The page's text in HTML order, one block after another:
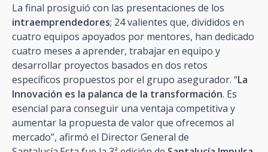
La final prosiguió con las presentaciones de los
intraemprendedores; 24 valientes que, divididos en
cuatro equipos apoyados por mentores, han dedicado
cuatro meses a aprender, trabajar en equipo y
desarrollar proyectos basados en dos retos
específicos propuestos por el grupo asegurador. “La
Innovación es la palanca de la transformación. Es
esencial para conseguir una ventaja competitiva y
aumentar la propuesta de valor que ofrecemos al
mercado”, afirmó el Director General de